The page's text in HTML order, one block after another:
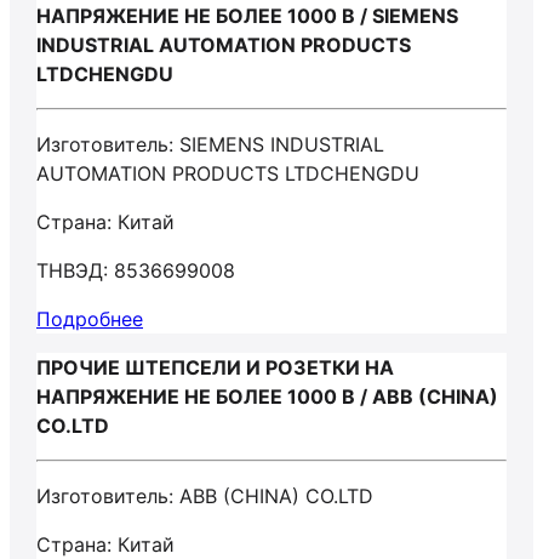
НАПРЯЖЕНИЕ НЕ БОЛЕЕ 1000 В / SIEMENS
INDUSTRIAL AUTOMATION PRODUCTS
LTDCHENGDU
Изготовитель: SIEMENS INDUSTRIAL
AUTOMATION PRODUCTS LTDCHENGDU
Страна: Китай
ТНВЭД: 8536699008
Подробнее
ПРОЧИЕ ШТЕПСЕЛИ И РОЗЕТКИ НА
НАПРЯЖЕНИЕ НЕ БОЛЕЕ 1000 В / ABB (CHINA)
CO.LTD
Изготовитель: ABB (CHINA) CO.LTD
Страна: Китай